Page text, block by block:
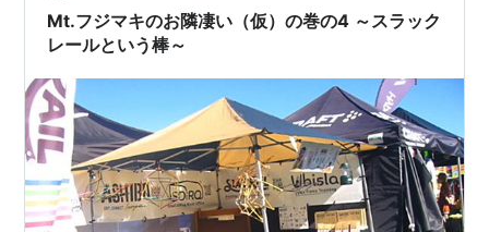
Mt.フジマキのお隣凄い（仮）の巻の4 ～スラック
レールという棒～